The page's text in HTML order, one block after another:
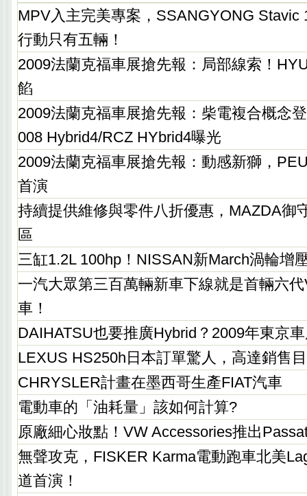
MPV入主完美專案，SSANGYONG Stavic
行動只有五輛！
2009法蘭克福車展搶先報：局部線索！
餡
2009法蘭克福車展搶先報：柴電複合概念
008 Hybrid4/RCZ HYbrid4曝光
2009法蘭克福車展搶先報：動感新獅，
首演
持續提供維修與零件八折優惠，MAZDA御
區
三缸1.2L 100hp！NISSAN新March渦輪增
一汽大眾第三百萬輛新車下線就是首輛六
車！
DAIHATSU也要推廣Hybrid？2009年東京
LEXUS HS250h日本訂單驚人，高達銷售
CHRYSLER計畫在墨西哥生產FIAT汽車
電動車的「油耗量」該如何計算?
原廠細心妝點！VW Accessories推出
無聲攻克，FISKER Karma電動跑車北美
道首演！